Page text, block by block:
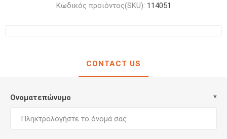
Κωδικός προϊόντος(SKU): 114051
CONTACT US
Ονοματεπώνυμο *